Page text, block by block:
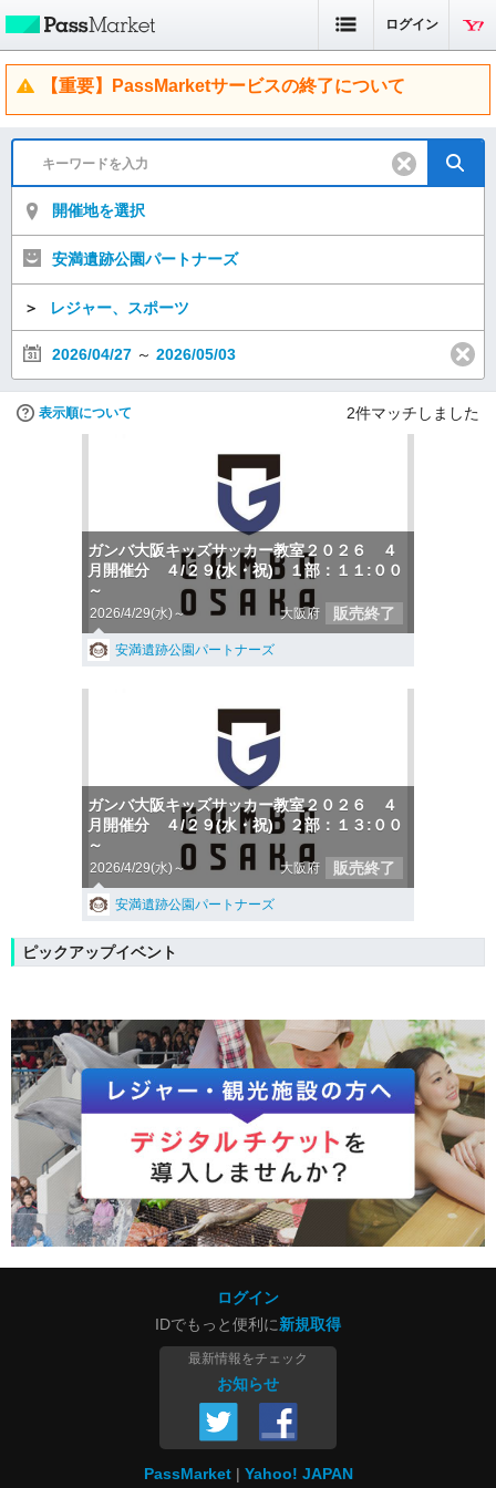
ログイン
【重要】PassMarketサービスの終了について
開催地を選択
安満遺跡公園パートナーズ
＞ レジャー、スポーツ
2026/04/27 ～ 2026/05/03
表示順について 2件マッチしました
ガンバ大阪キッズサッカー教室２０２６ ４
月開催分 ４/２９(水・祝) １部：１１:００
～
2026/4/29(水)～ 大阪府 販売終了
安満遺跡公園パートナーズ
ガンバ大阪キッズサッカー教室２０２６ ４
月開催分 ４/２９(水・祝) ２部：１３:００
～
2026/4/29(水)～ 大阪府 販売終了
安満遺跡公園パートナーズ
ピックアップイベント
ログイン
IDでもっと便利に新規取得
最新情報をチェック
お知らせ
PassMarket Yahoo! JAPAN